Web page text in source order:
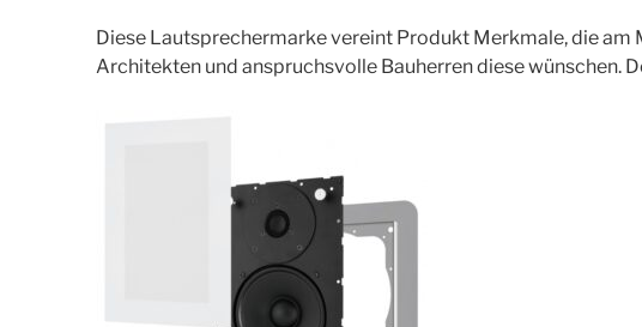
Diese Lautsprechermarke vereint Produkt Merkmale, die
Architekten und anspruchsvolle Bauherren diese wünschen.